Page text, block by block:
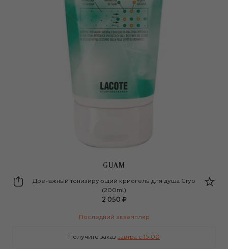
GUAM
GUAM
Дренажный тонизирующий криогель для душа Cryo
(200ml)
2 050 ₽
Последний экземпляр
Получите заказ завтра c 15:00